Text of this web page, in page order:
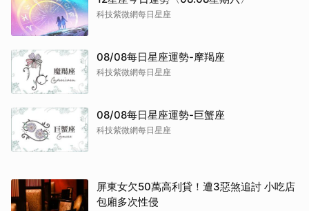
科技紫微網每日星座
08/08每日星座運勢-摩羯座
科技紫微網每日星座
08/08每日星座運勢-巨蟹座
科技紫微網每日星座
屏東女欠50萬高利貸！遭3惡煞追討 小吃店
包廂多次性侵